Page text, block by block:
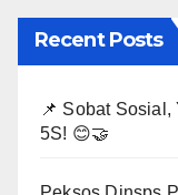
Recent Posts
📌 Sobat
5S! 😊🤝